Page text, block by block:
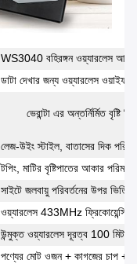
WS3040 বহিরঙ্গন ওয়্যারলেস
ডাটা দেখার জন্য ওয়্যারলেস
ভেরান্টা এর অন্তর্নির্মিত বৃষ্টি
লেজ-উইং স্টাইল, বাতাসের দিক
টপিং, মাটির বৃষ্টিপাতের আকার পরিমাপ
সাইটে জলবায়ু পরিবর্তনের উপর
ওয়্যারলেস 433MHz ফ্রিকোয়েন্সি
উন্মুক্ত ওয়্যারলেস দূরত্ব 100
পণ্যের মোট ওজন + কাগজের চাপ +